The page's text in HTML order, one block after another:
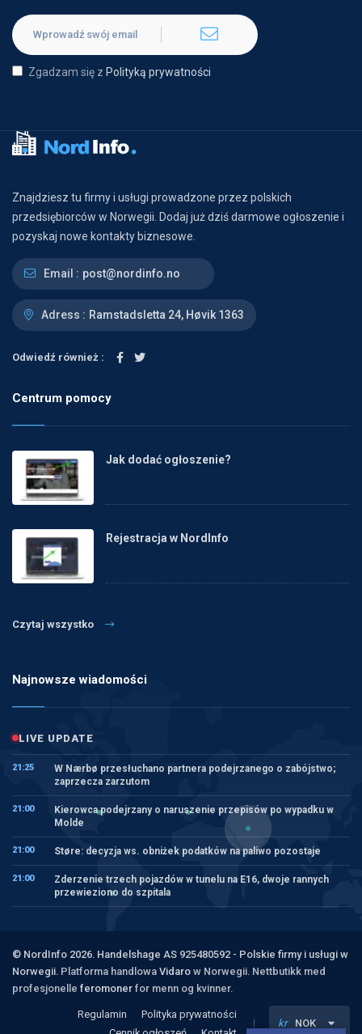
Zgadzam się z Polityką prywatności
Znajdziesz tu firmy i usługi prowadzone przez polskich
przedsiębiorców w Norwegii. Dodaj już dziś darmowe ogłoszenie i
pozyskaj nowe kontakty biznesowe.
Email : post@nordinfo.no
Adress : Ramstadsletta 24, Høvik 1363
Odwiedź również :
Centrum pomocy
Jak dodać ogłoszenie?
Rejestracja w NordInfo
Czytaj wszystko
Najnowsze wiadomości
LIVE UPDATE
21:25
W Nærbø przesłuchano partnera podejrzanego o zabójstwo;
zaprzecza zarzutom
21:00
Kierowca podejrzany o naruszenie przepisów po wypadku w
Molde
21:00 Støre: decyzja ws. obniżek podatków na paliwo pozostaje
21:00
Zderzenie trzech pojazdów w tunelu na E16, dwoje rannych
przewieziono do szpitala
© NordInfo 2026. Handelshage AS 925480592 - Polskie firmy i usługi w
Norwegii. Platforma handlowa Vidaro w Norwegii. Nettbutikk med
profesjonelle feromoner for menn og kvinner.
Regulamin
Polityka prywatności
kr NOK